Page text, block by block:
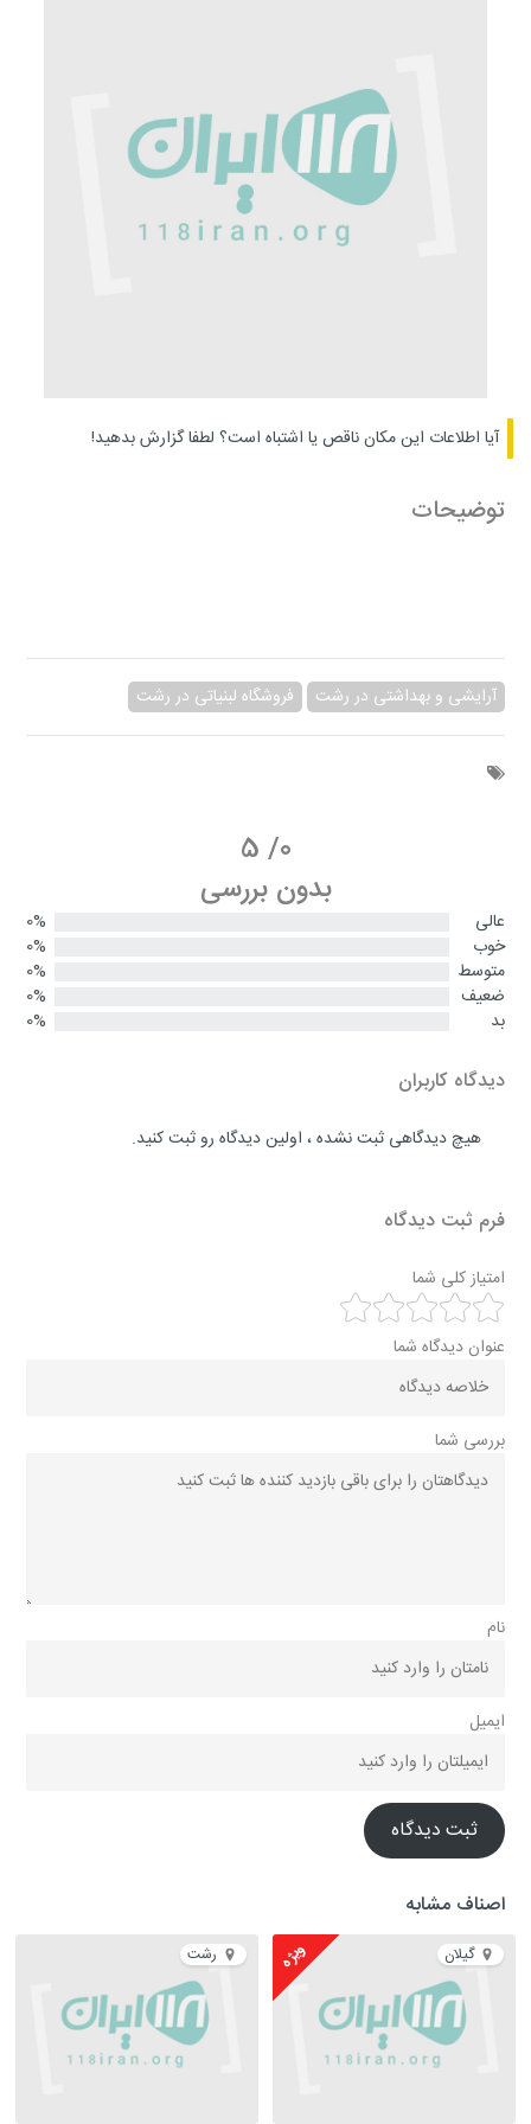
آیا اطلاعات این مکان ناقص یا اشتباه است؟ لطفا گزارش بدهید!
توضیحات
آرایشی و بهداشتی در رشت فروشگاه لبنیاتی در رشت
0
/
5
بدون بررسی
عالی
0%
خوب
0%
متوسط
0%
ضعیف
0%
بد
0%
دیدگاه کاربران
هیچ دیدگاهی ثبت نشده ، اولین دیدگاه رو ثبت کنید.
فرم ثبت دیدگاه
امتیاز کلی شما
عنوان دیدگاه شما
بررسی شما
نام
ایمیل
ثبت دیدگاه
اصناف مشابه
گیلان ویژه رشت